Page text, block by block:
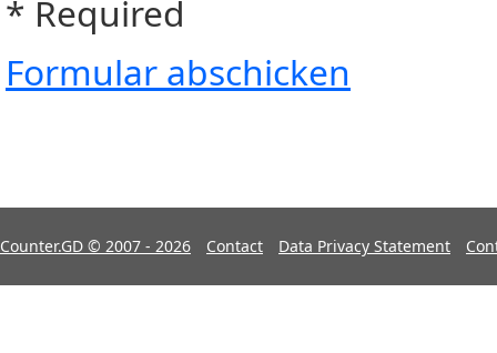
* Required
Formular abschicken
Counter.GD © 2007 - 2026 Contact Data Privacy Statement